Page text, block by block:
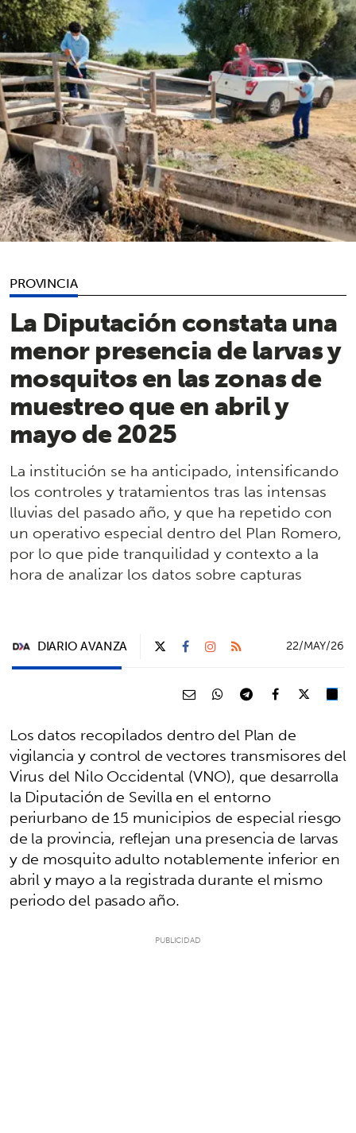
PROVINCIA
La Diputación constata una
menor presencia de larvas y
mosquitos en las zonas de
muestreo que en abril y
mayo de 2025
La institución se ha anticipado, intensificando
los controles y tratamientos tras las intensas
lluvias del pasado año, y que ha repetido con
un operativo especial dentro del Plan Romero,
por lo que pide tranquilidad y contexto a la
hora de analizar los datos sobre capturas
DIARIO AVANZA 22/MAY/26
Los datos recopilados dentro del Plan de
vigilancia y control de vectores transmisores del
Virus del Nilo Occidental (VNO), que desarrolla
la Diputación de Sevilla en el entorno
periurbano de 15 municipios de especial riesgo
de la provincia, reflejan una presencia de larvas
y de mosquito adulto notablemente inferior en
abril y mayo a la registrada durante el mismo
periodo del pasado año.